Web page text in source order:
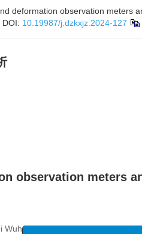
deformation observation meters
DOI: 10.19987/j.dzkxjz.2024-127
observation meters
Wuhan 430071, China